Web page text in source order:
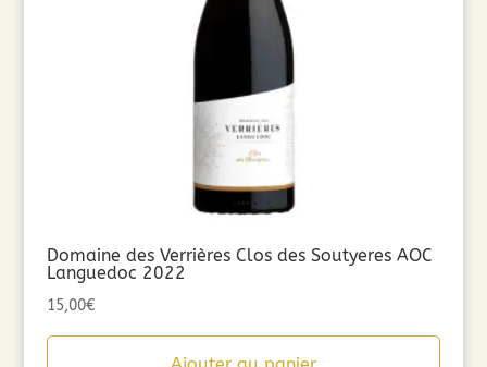
Domaine des Verrières Clos des Soutyeres AOC
Languedoc 2022
15,00€